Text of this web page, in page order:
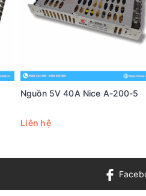
Nguồn 5V 40A Nice A-200-5
Liên hệ